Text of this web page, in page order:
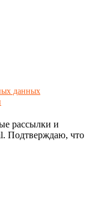
данных
рассылки и
Подтверждаю, что